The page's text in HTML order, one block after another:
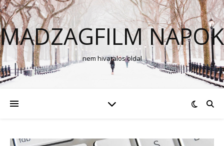
MADZAGFILM NAPOK
nem hivatalos oldal